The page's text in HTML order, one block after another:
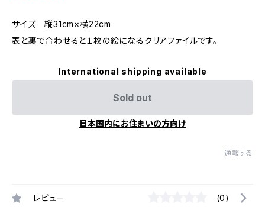
サイズ 縦31cm×横22cm
表と裏で合わせると１枚の絵になるクリアファイルです。
International shipping available
Sold out
日本国内にお住まいの方向け
通報する
レビュー (0)